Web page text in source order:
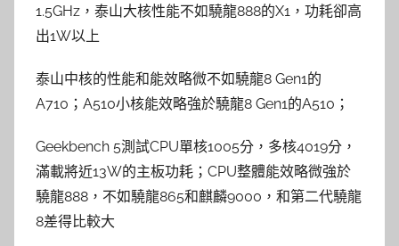
1.5GHz，泰山大核性能不如驍龍888的X1，功耗卻高
出1W以上
泰山中核的性能和能效略微不如驍龍8 Gen1的
A710；A510小核能效略強於驍龍8 Gen1的A510；
Geekbench 5測試CPU單核1005分，多核4019分，
滿載將近13W的主板功耗；CPU整體能效略微強於
驍龍888，不如驍龍865和麒麟9000，和第二代驍龍
8差得比較大